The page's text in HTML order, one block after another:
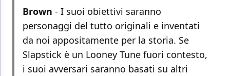
Brown - I suoi obiettivi saranno
personaggi del tutto originali e inventati
da noi appositamente per la storia. Se
Slapstick è un Looney Tune fuori contesto,
i suoi avversari saranno basati su altri